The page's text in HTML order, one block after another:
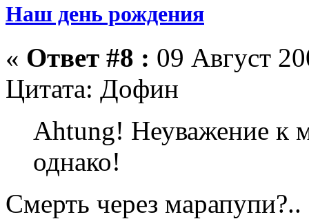
Наш день рождения
« Ответ #8 : 09 Август
Цитата: Дофин
Ahtung! Неуважение к
однако!
Смерть через марапупи?..